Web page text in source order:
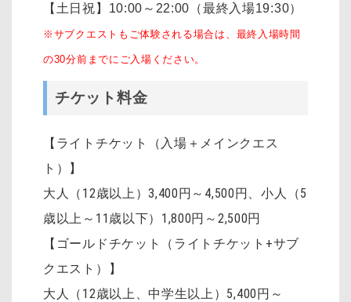
【土日祝】10:00～22:00（最終入場19:30）
※サブクエストもご体験される場合は、最終入場時間
の30分前までにご入場ください。
チケット料金
【ライトチケット（入場＋メインクエス
ト）】
大人（12歳以上）3,400円～4,500円 、小人（5
歳以上～11歳以下）1,800円～2,500円
【ゴールドチケット（ライトチケット+サブ
クエスト）】
大人（12歳以上、中学生以上）5,400円～